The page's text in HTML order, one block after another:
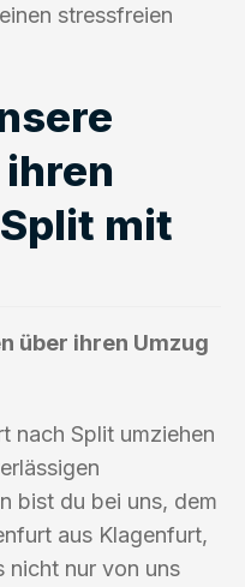
stressfreien
mit
über ihren Umzug
nach Split umziehen
bist du bei uns, dem
aus Klagenfurt,
nicht nur von uns